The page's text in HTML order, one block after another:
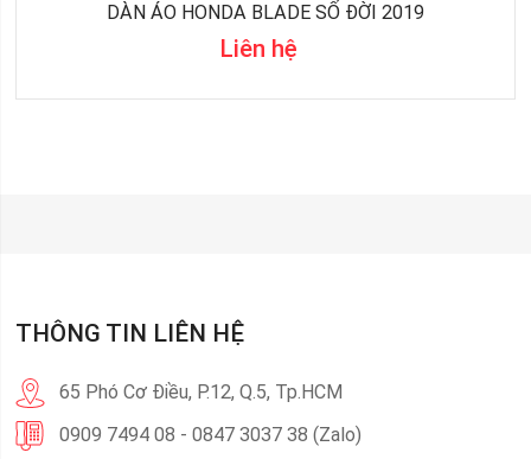
DÀN ÁO HONDA BLADE SỐ ĐỜI 2019
Liên hệ
THÔNG TIN LIÊN HỆ
65 Phó Cơ Điều, P.12, Q.5, Tp.HCM
0909 7494 08 - 0847 3037 38 (Zalo)